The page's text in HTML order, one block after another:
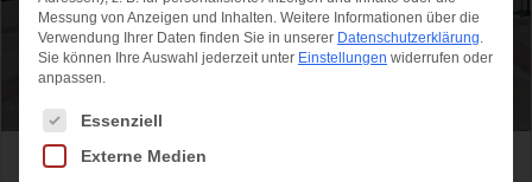
Rugby Oktoberfest 7s – Deutschland trifft
Messung von Anzeigen und Inhalten. Weitere Informationen über die
Verwendung Ihrer Daten finden Sie in unserer Datenschutzerklärung.
Sie können Ihre Auswahl jederzeit unter Einstellungen widerrufen oder
anpassen.
Es folgt eine Liste der Service-Gruppen, für die eine Einwilligung
Essenziell
Externe Medien